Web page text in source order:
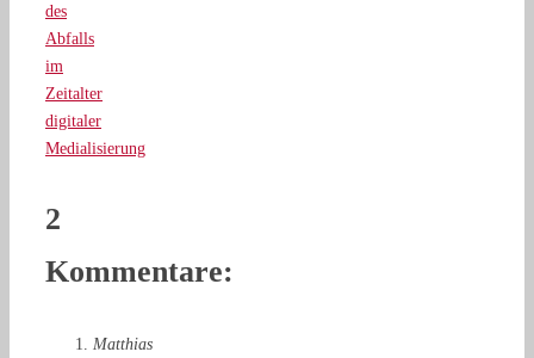
des
Abfalls
im
Zeitalter
digitaler
Medialisierung
2
Kommentare:
Matthias